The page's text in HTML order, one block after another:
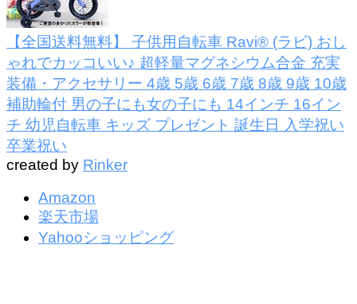
【全国送料無料】 子供用自転車 Ravi® (ラビ) おし
ゃれでカッコいい♪ 超軽量マグネシウム合金 充実
装備・アクセサリー 4歳 5歳 6歳 7歳 8歳 9歳 10歳
補助輪付 男の子にも女の子にも 14インチ 16イン
チ 幼児自転車 キッズ プレゼント 誕生日 入学祝い
卒業祝い
created by Rinker
Amazon
楽天市場
Yahooショッピング